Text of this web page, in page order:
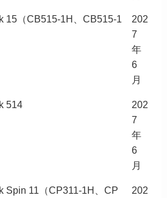
15（CB515-1H、CB515-1
202
7
年
6
月
514
202
7
年
6
月
Spin 11（CP311-1H、CP
202